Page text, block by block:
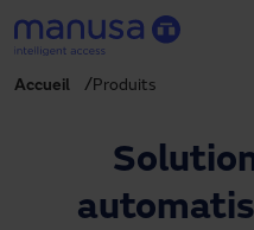
Aller au contenu principal
Produits et secteurs
Services
Accueil Produits